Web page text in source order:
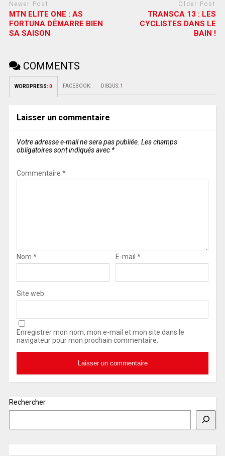
Newer Post
MTN ELITE ONE : AS
FORTUNA DḖMARRE BIEN
SA SAISON
Older Post
TRANSCA 13 : LES
CYCLISTES DANS LE
BAIN !
COMMENTS
WORDPRESS: 0 FACEBOOK: DISQUS: 1
Laisser un commentaire
Votre adresse e-mail ne sera pas publiée. Les champs
obligatoires sont indiqués avec *
Commentaire *
Nom * E-mail *
Site web
Enregistrer mon nom, mon e-mail et mon site dans le
navigateur pour mon prochain commentaire.
Rechercher